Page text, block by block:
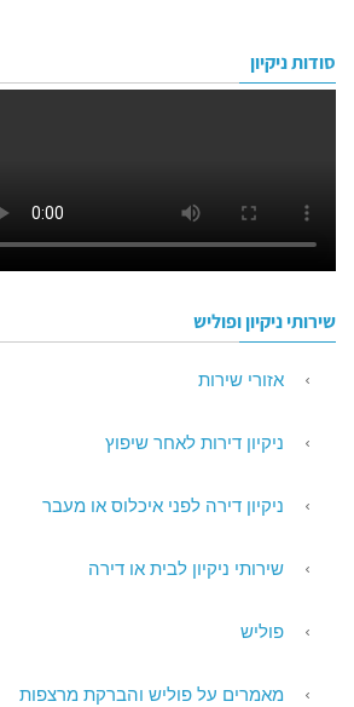
סודות ניקיון
שירותי ניקיון ופוליש
אזורי שירות
ניקיון דירות לאחר שיפוץ
ניקיון דירה לפני איכלוס או מעבר
שירותי ניקיון לבית או דירה
פוליש
מאמרים על פוליש והברקת מרצפות